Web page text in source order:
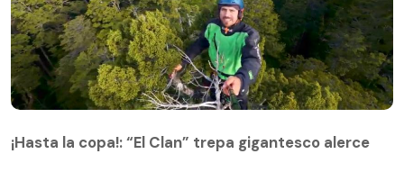
¡Hasta la copa!: “El Clan” trepa gigantesco alerce